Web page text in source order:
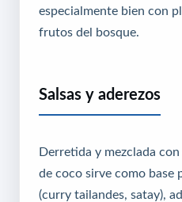
especialmente bien con
frutos del bosque.
Salsas y aderezos
Derretida y mezclada
de coco sirve como base
(curry tailandes, satay),